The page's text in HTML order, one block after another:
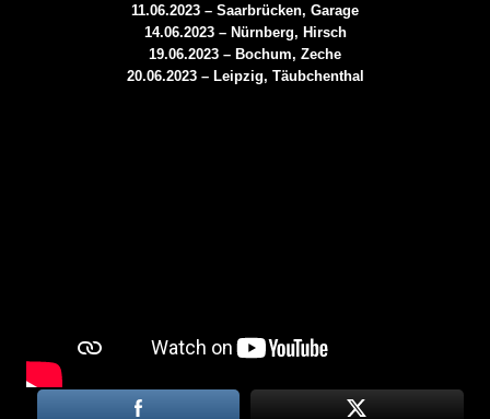
11.06.2023 – Saarbrücken, Garage
14.06.2023 – Nürnberg, Hirsch
19.06.2023 – Bochum, Zeche
20.06.2023 – Leipzig, Täubchenthal